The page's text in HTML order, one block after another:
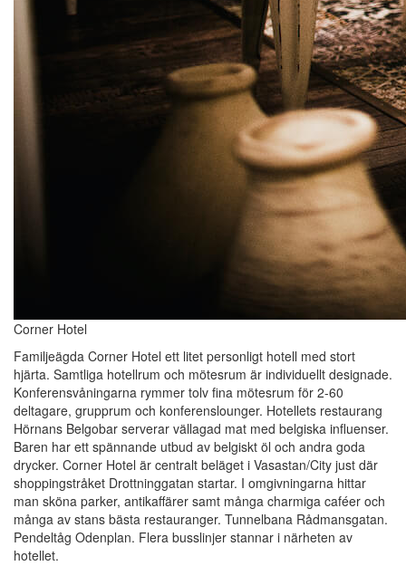
Corner Hotel
Familjeägda Corner Hotel ett litet personligt hotell med stort
hjärta. Samtliga hotellrum och mötesrum är individuellt designade.
Konferensvåningarna rymmer tolv fina mötesrum för 2-60
deltagare, grupprum och konferenslounger. Hotellets restaurang
Hörnans Belgobar serverar vällagad mat med belgiska influenser.
Baren har ett spännande utbud av belgiskt öl och andra goda
drycker. Corner Hotel är centralt beläget i Vasastan/City just där
shoppingstråket Drottninggatan startar. I omgivningarna hittar
man sköna parker, antikaffärer samt många charmiga caféer och
många av stans bästa restauranger. Tunnelbana Rådmansgatan.
Pendeltåg Odenplan. Flera busslinjer stannar i närheten av
hotellet.